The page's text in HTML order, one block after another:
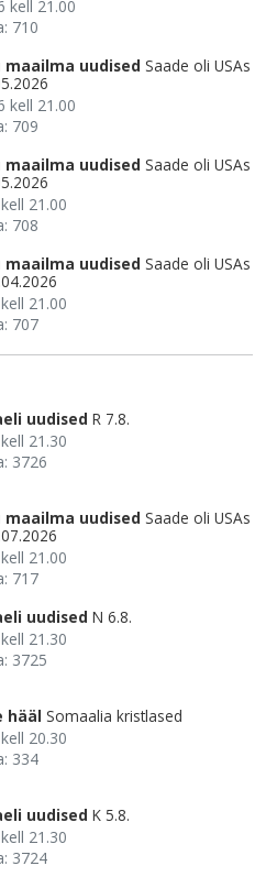
kell 21.00
710
maailma uudised Saade oli USAs
kell 21.00
709
maailma uudised Saade oli USAs
21.00
708
maailma uudised Saade oli USAs
21.00
707
uudised R 7.8.
21.30
3726
maailma uudised Saade oli USAs
21.00
717
uudised N 6.8.
21.30
3725
hääl Somaalia kristlased
20.30
334
uudised K 5.8.
21.30
3724